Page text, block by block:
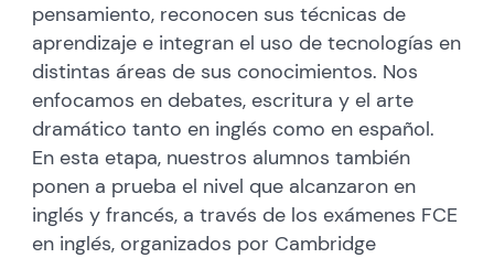
pensamiento, reconocen sus técnicas de
aprendizaje e integran el uso de tecnologías en
distintas áreas de sus conocimientos. Nos
enfocamos en debates, escritura y el arte
dramático tanto en inglés como en español.
En esta etapa, nuestros alumnos también
ponen a prueba el nivel que alcanzaron en
inglés y francés, a través de los exámenes FCE
en inglés, organizados por Cambridge